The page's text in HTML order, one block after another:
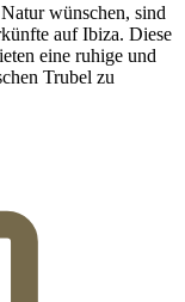
wünschen, sind
auf Ibiza. Diese
eine ruhige und
Trubel zu